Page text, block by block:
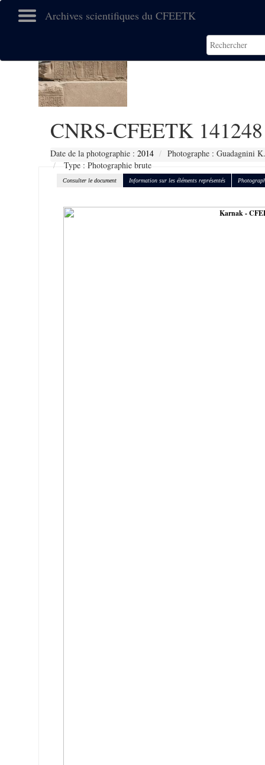
Archives scientifiques du CFEETK
CNRS-CFEETK 141248
Date de la photographie : 2014
Photographe : Guadagnini K.
Type : Photographie brute
Consulter le document Information sur les éléments représentés